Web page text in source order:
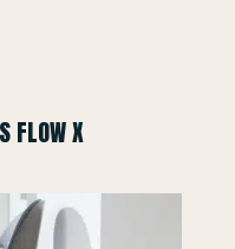
FLOW X